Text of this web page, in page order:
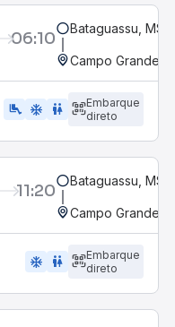
06:10 Bataguassu, MS
Campo Grande,
airline_seat_legroom_extra ac_unit wc
Embarque
direto
11:20 Bataguassu, MS
Campo Grande,
ac_unit wc
Embarque
direto